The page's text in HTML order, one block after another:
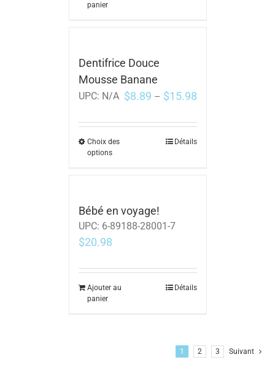
panier
Dentifrice Douce
Mousse Banane
UPC: N/A $8.89 – $15.98
Choix des
options
Détails
Bébé en voyage!
UPC: 6-89188-28001-7
$20.98
Ajouter au
panier
Détails
1 2 3 Suivant